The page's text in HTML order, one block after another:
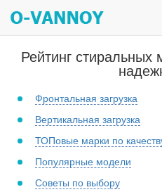
Рейтинг стиральных
Фронтальная загрузка
Вертикальная загрузка
ТОПовые марки по
Популярные модели
Советы по выбору